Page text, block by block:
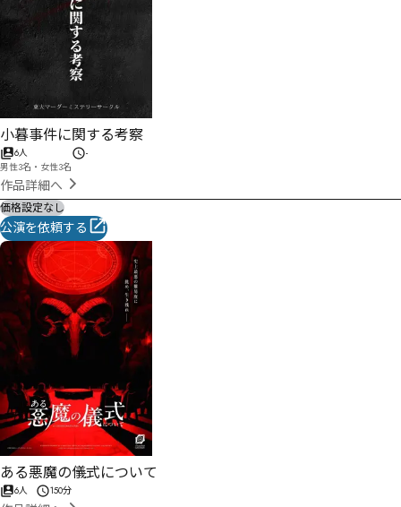
小暮事件に関する考察
6人
男性3名・女性3名
-
作品詳細へ
価格設定なし
公演を依頼する
ある悪魔の儀式について
6人 150分